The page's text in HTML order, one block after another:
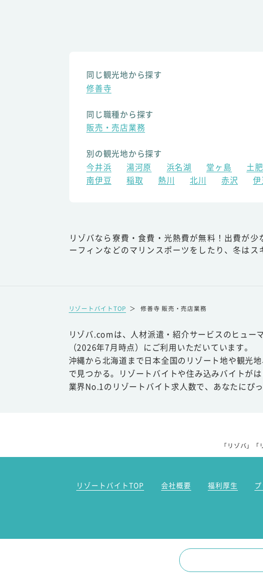
同じ観光地から探す
修善寺
同じ職種から探す
販売・売店業務
別の観光地から探す
今井浜
湯河原 浜名湖 堂ヶ島 土肥
南伊豆
稲取 熱川 北川 赤沢
リゾバなら寮費・食費・光熱費が無料！出費が
ーフィンなどのマリンスポーツをしたり、冬は
リゾートバイトTOP ＞ 修善寺 販売・売店業務
リゾバ.comは、人材派遣・紹介サービスのヒュー
（2026年7月時点）にご利用いただいています。
沖縄から北海道まで日本全国のリゾート地や観光
で見つかる。リゾートバイトや住み込みバイトが
業界No.1のリゾートバイト求人数で、あなたにぴ
「リゾバ」
リゾートバイトTOP 会社概要 福利厚生